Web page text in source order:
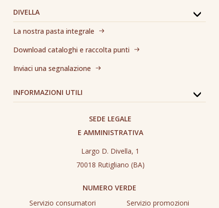
DIVELLA
La nostra pasta integrale
Download cataloghi e raccolta punti
Inviaci una segnalazione
INFORMAZIONI UTILI
SEDE LEGALE
E AMMINISTRATIVA
Largo D. Divella, 1
70018 Rutigliano (BA)
NUMERO VERDE
Servizio consumatori
Servizio promozioni